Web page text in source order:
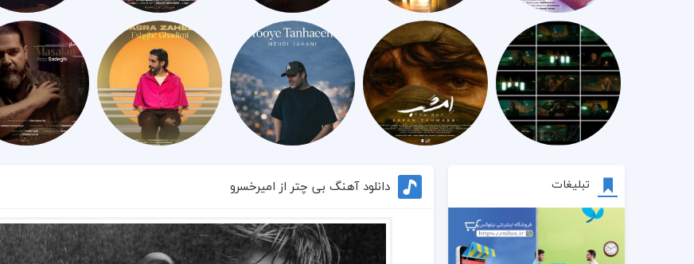
تبلیغات دانلود آهنگ بی چتر از امیرخسرو